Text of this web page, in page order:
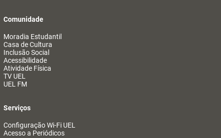
Comunidade
Moradia Estudantil
Casa de Cultura
Inclusão Social
Acessibilidade
Atividade Física
TV UEL
UEL FM
Serviços
Configuração Wi-Fi UEL
Acesso a Periódicos